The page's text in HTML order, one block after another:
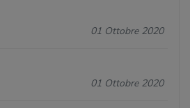
01 Ottobre 2020
01 Ottobre 2020